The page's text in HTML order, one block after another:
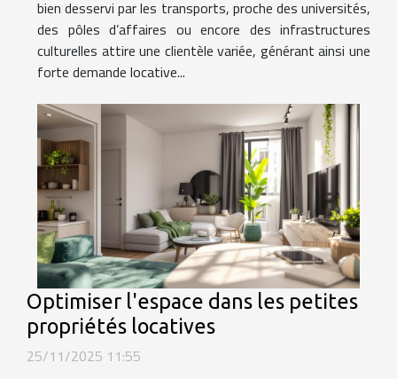
bien desservi par les transports, proche des universités,
des pôles d’affaires ou encore des infrastructures
culturelles attire une clientèle variée, générant ainsi une
forte demande locative...
Optimiser l'espace dans les petites
propriétés locatives
25/11/2025 11:55